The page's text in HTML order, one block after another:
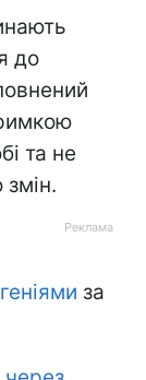
до
та не
за